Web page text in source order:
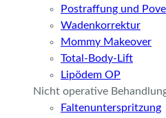
Postraffung und
Wadenkorrektur
Mommy Makeover
Total-Body-Lift
Lipödem OP
Nicht operative
Faltenunterspritzung